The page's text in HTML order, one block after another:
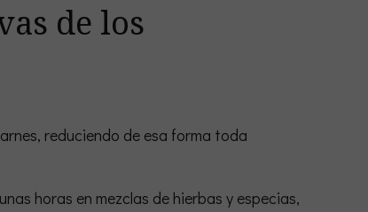
de los
reduciendo de esa forma toda
horas en mezclas de hierbas y especias,